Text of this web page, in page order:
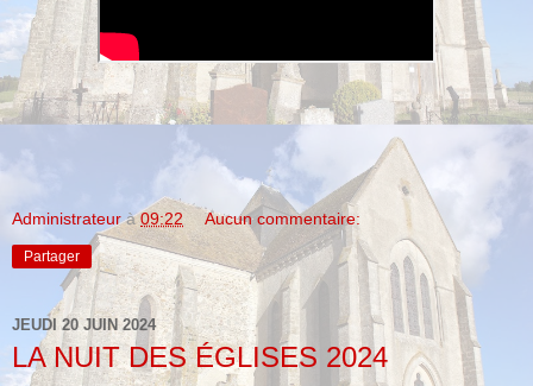
Administrateur à09:22 Aucun commentaire:
Partager
JEUDI 20 JUIN 2024
LA NUIT DES ÉGLISES 2024